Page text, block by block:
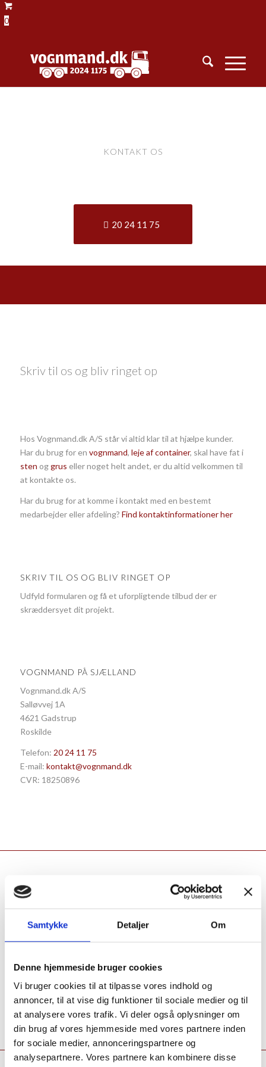
Samtykke Detaljer Om
Denne hjemmeside bruger cookies
Vi bruger cookies til at tilpasse vores indhold og
annoncer, til at vise dig funktioner til sociale medier og til
at analysere vores trafik. Vi deler også oplysninger om
din brug af vores hjemmeside med vores partnere inden
for sociale medier, annonceringspartnere og
analysepartnere. Vores partnere kan kombinere disse
0
KONTAKT OS
20 24 11 75
Skriv til os og bliv ringet op
Hos Vognmand.dk A/S står vi altid klar til at hjælpe kunder.
Har du brug for en vognmand, leje af container, skal have fat i
sten oggrus eller noget helt andet, er du altid velkommen til
at kontakte os.
Har du brug for at komme i kontakt med en bestemt
medarbejder eller afdeling? Find kontaktinformationer her
SKRIV TIL OS OG BLIV RINGET OP
Udfyld formularen og få et uforpligtende tilbud der er
skræddersyet dit projekt.
VOGNMAND PÅ SJÆLLAND
Vognmand.dk A/S
Salløvvej 1A
4621 Gadstrup
Roskilde
Telefon: 20 24 11 75
E-mail: kontakt@vognmand.dk
CVR: 18250896